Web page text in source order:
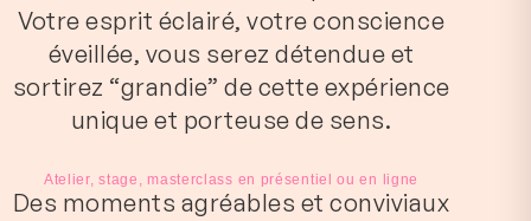
Votre esprit éclairé, votre conscience
éveillée, vous serez détendue et
sortirez “grandie” de cette expérience
unique et porteuse de sens.
Atelier, stage, masterclass en présentiel ou en ligne
Des moments agréables et conviviaux